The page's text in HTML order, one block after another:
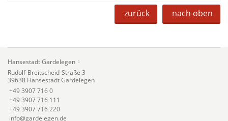
zurück nach oben
Hansestadt Gardelegen
Rudolf-Breitscheid-Straße 3
39638 Hansestadt Gardelegen
+49 3907 716 0
+49 3907 716 111
+49 3907 716 220
info@gardelegen.de